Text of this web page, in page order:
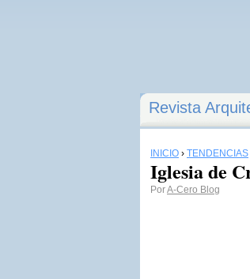
Revista
INICIO › TENDENCIAS
Iglesia de
PorA-Cero Blog